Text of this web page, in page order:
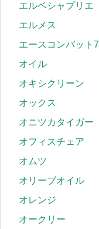
エルベシャプリエ
エルメス
エースコンバット7
オイル
オキシクリーン
オックス
オニツカタイガー
オフィスチェア
オムツ
オリーブオイル
オレンジ
オークリー